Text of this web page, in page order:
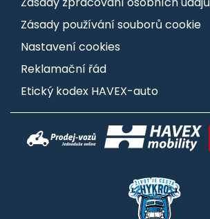
Zásady používání souborů cookie
Nastavení cookies
Reklamační řád
Etický kodex HAVEX-auto